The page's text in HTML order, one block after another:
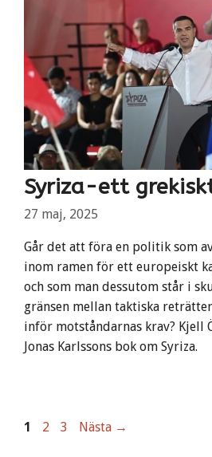
Syriza-ett
27 maj, 2025
Går det att föra en politik som
inom ramen för ett europeiskt
och som man dessutom står i
gränsen mellan taktiska
inför motståndarnas krav? Kjell
Jonas Karlssons bok om Syriza.
Sida
1 Sida
2 Sida
3 Nästa →